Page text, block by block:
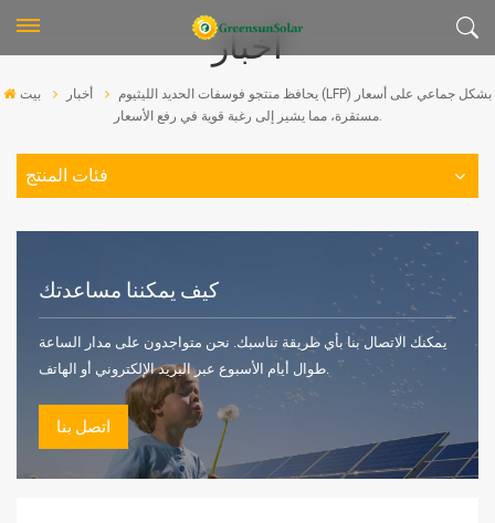
أخبار
بيت أخبار
يحافظ منتجو فوسفات الحديد الليثيوم (LFP) بشكل جماعي على أسعار
مستقرة، مما يشير إلى رغبة قوية في رفع الأسعار.
فئات المنتج
كيف يمكننا مساعدتك
يمكنك الاتصال بنا بأي طريقة تناسبك. نحن متواجدون على مدار الساعة
طوال أيام الأسبوع عبر البريد الإلكتروني أو الهاتف.
اتصل بنا